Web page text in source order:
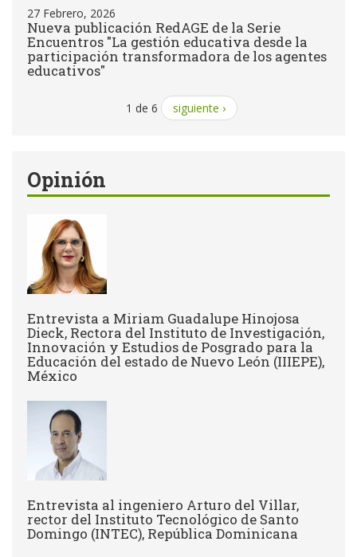
27 Febrero, 2026
Nueva publicación RedAGE de la Serie
Encuentros "La gestión educativa desde la
participación transformadora de los agentes
educativos"
1 de 6 siguiente ›
Opinión
Entrevista a Miriam Guadalupe Hinojosa
Dieck, Rectora del Instituto de Investigación,
Innovación y Estudios de Posgrado para la
Educación del estado de Nuevo León (IIIEPE),
México
Entrevista al ingeniero Arturo del Villar,
rector del Instituto Tecnológico de Santo
Domingo (INTEC), República Dominicana